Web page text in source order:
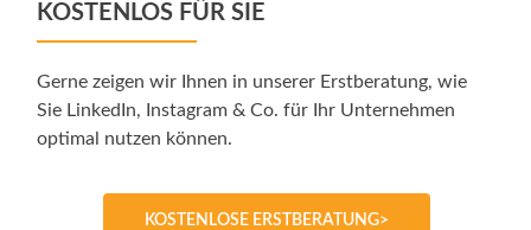
KOSTENLOS FÜR SIE
Gerne zeigen wir Ihnen in unserer Erstberatung, wie
Sie LinkedIn, Instagram & Co. für Ihr Unternehmen
optimal nutzen können.
KOSTENLOSE ERSTBERATUNG>